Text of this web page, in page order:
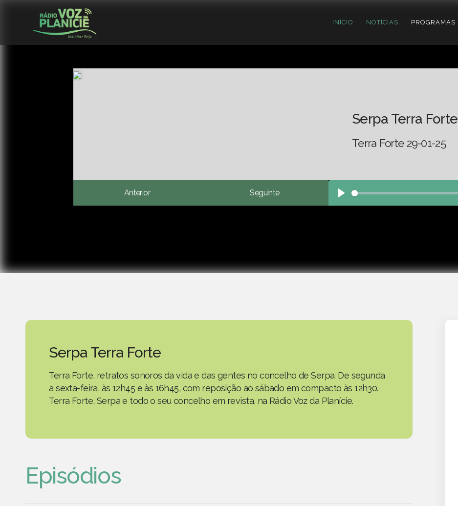
INÍCIO NOTÍCIAS PROGRAMAS
Serpa Terra Forte
Terra Forte 29-01-25
Anterior Seguinte
Play
Serpa Terra Forte
Terra Forte, retratos sonoros da vida e das gentes no concelho de Serpa. De segunda
a sexta-feira, às 12h45 e às 16h45, com reposição ao sábado em compacto às 12h30.
Terra Forte, Serpa e todo o seu concelho em revista, na Rádio Voz da Planície.
Episódios